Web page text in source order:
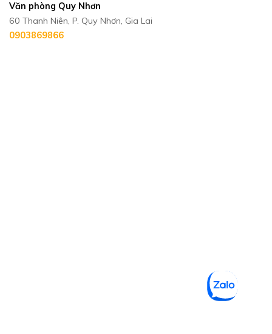
Văn phòng Quy Nhơn
60 Thanh Niên, P. Quy Nhơn, Gia Lai
0903869866